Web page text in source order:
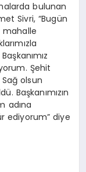
bulunan
Sivri, “Bugün
mahalle
Şehit
olsun
Başkanımızın
adına
ediyorum” diye